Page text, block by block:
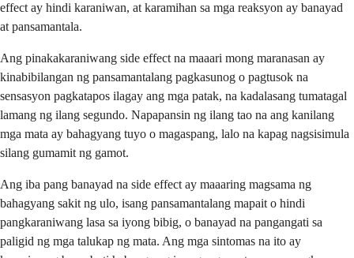
effect ay hindi karaniwan, at karamihan sa mga reaksyon ay banayad
at pansamantala.
Ang pinakakaraniwang side effect na maaari mong maranasan ay
kinabibilangan ng pansamantalang pagkasunog o pagtusok na
sensasyon pagkatapos ilagay ang mga patak, na kadalasang tumatagal
lamang ng ilang segundo. Napapansin ng ilang tao na ang kanilang
mga mata ay bahagyang tuyo o magaspang, lalo na kapag nagsisimula
silang gumamit ng gamot.
Ang iba pang banayad na side effect ay maaaring magsama ng
bahagyang sakit ng ulo, isang pansamantalang mapait o hindi
pangkaraniwang lasa sa iyong bibig, o banayad na pangangati sa
paligid ng mga talukap ng mata. Ang mga sintomas na ito ay